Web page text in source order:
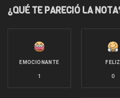
¿QUÉ TE PARECIÓ LA
EMOCIONANTE
1
FELIZ
0